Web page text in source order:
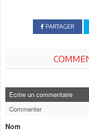
PARTAGER
Ecrire un commentaire
Commenter
Nom